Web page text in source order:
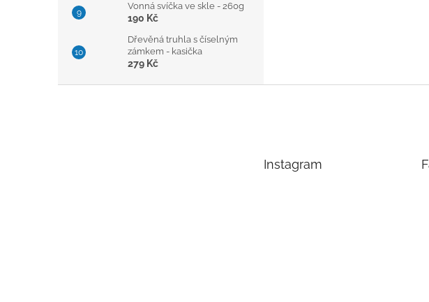
Vonná svíčka ve skle - 260g
190 Kč
Dřevěná truhla s číselným
zámkem - kasička
279 Kč
Instagram